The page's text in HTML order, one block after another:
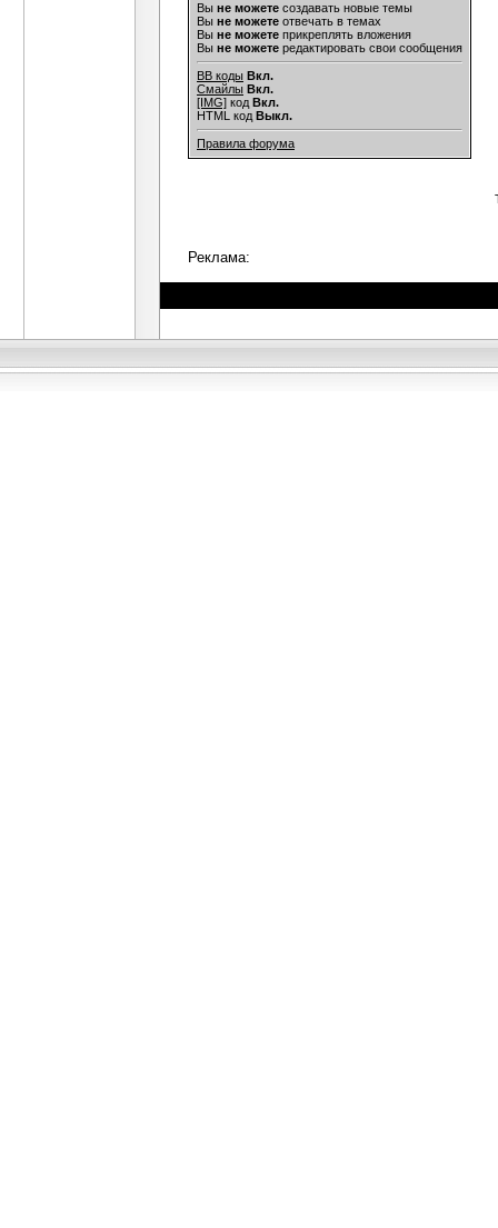
Вы не можете создавать новые темы
Вы не можете отвечать в темах
Вы не можете прикреплять вложения
Вы не можете редактировать свои сообщения
BB коды Вкл.
Смайлы Вкл.
[IMG] код Вкл.
HTML код Выкл.
Правила форума
Реклама: